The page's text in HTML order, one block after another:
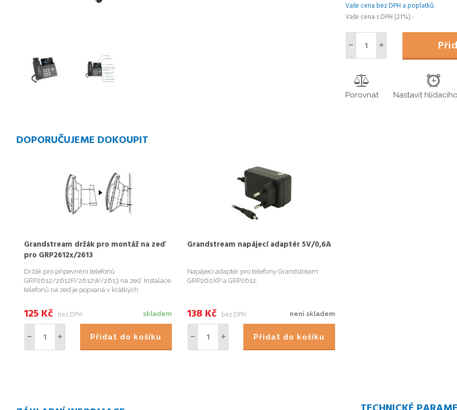
Vaše cena bez DPH a poplatků
Vaše cena s DPH (21%)
Porovnat Nastavit
DOPORUČUJEME DOKOUPIT
Grandstream držák pro montáž na zeď
pro GRP2612x/2613
Držák pro připevnění telefonů
GRP2612/2612P/2612W/2613 na zeď. Instalace
telefonů na zeď je popsaná v krátkých
skladem
125 Kč bez DPH
Přidat do košíku
Grandstream napájecí adaptér 5V/0,6A
Napájecí adaptér pro telefony Grandstream
GRP260XP a GRP2612;
není skladem
138 Kč bez DPH
Přidat do košíku